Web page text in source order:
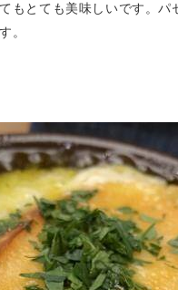
もとても美味しいです。
。